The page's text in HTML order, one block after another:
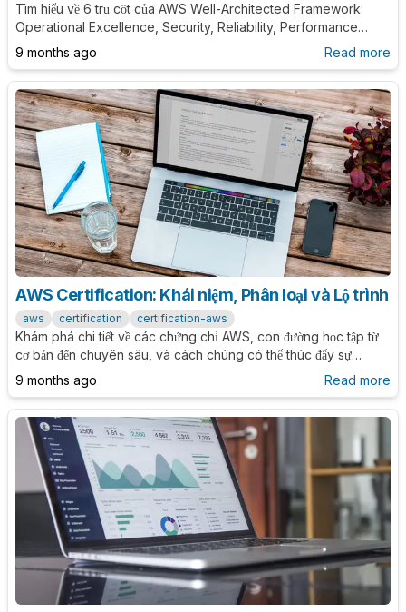
Tìm hiểu về 6 trụ cột của AWS Well-Architected Framework:
Operational Excellence, Security, Reliability, Performance
Efficiency, Cost Optimization và Sustainability. Khám phá các
nguyên tắc thiết kế và best practices để xây dựng kiến trúc đám
mây hiệu quả và bền vững.
9 months ago Read more
AWS Certification: Khái niệm, Phân loại và Lộ trình
aws certification certification-aws
Khám phá chi tiết về các chứng chỉ AWS, con đường học tập từ
cơ bản đến chuyên sâu, và cách chúng có thể thúc đẩy sự
nghiệp cloud của bạn trong năm 2025.
9 months ago Read more